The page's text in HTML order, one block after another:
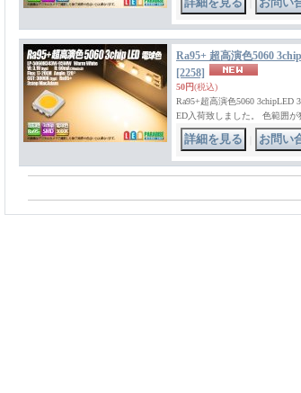
Ra95+ 超高演色5060
[2258]
50円(税込)
Ra95+超高演色5060 3chipLED
ED入荷致しました。 色範囲が